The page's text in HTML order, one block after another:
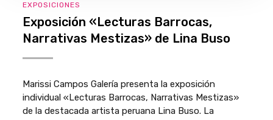
EXPOSICIONES
Exposición «Lecturas Barrocas,
Narrativas Mestizas» de Lina Buso
Marissi Campos Galería presenta la exposición
individual «Lecturas Barrocas, Narrativas Mestizas»
de la destacada artista peruana Lina Buso. La